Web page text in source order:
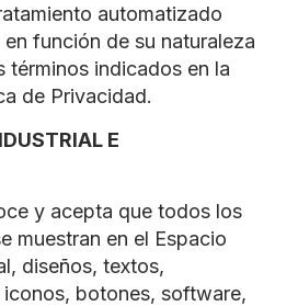
automatizado
función de su naturaleza
términos indicados en la
de Privacidad.
E
y acepta que todos los
muestran en el Espacio
diseños, textos,
botones, software,